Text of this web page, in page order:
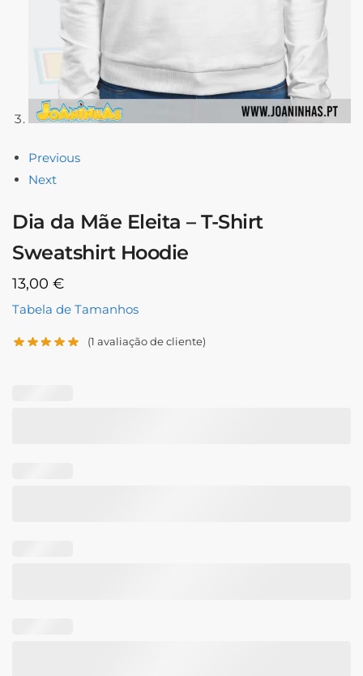
Previous
Next
Dia da Mãe Eleita – T-Shirt
Sweatshirt Hoodie
13,00 €
Tabela de Tamanhos
(1 avaliação de cliente)